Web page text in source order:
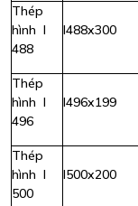
Thép
hình I
488
I488x300
Thép
hình I
496
I496x199
Thép
hình I
500
I500x200